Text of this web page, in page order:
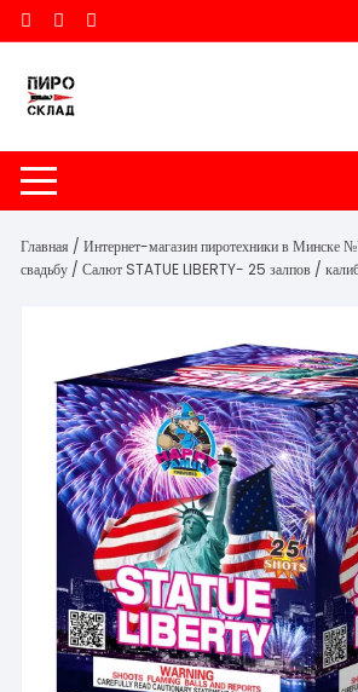
Перейти
к
содержимому
Главная /Интернет-магазин пиротехники в Минске
свадьбу / Салют STATUE LIBERTY- 25 залпов /